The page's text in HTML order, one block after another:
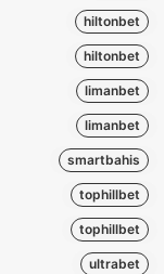
hiltonbet
hiltonbet
limanbet
limanbet
smartbahis
tophillbet
tophillbet
ultrabet